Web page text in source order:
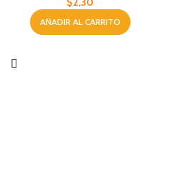
AÑADIR AL CARRITO